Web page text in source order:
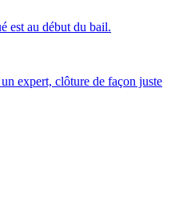
est au début du bail.
expert, clôture de façon juste